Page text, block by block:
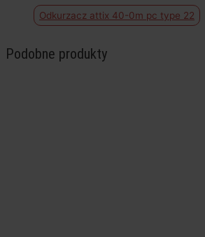
Odkurzacz attix 40-0m pc type 22
Podobne produkty